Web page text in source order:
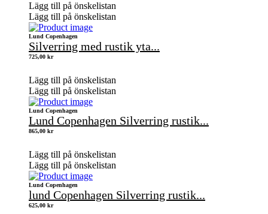
Lägg till på önskelistan
Lägg till på önskelistan
Lund Copenhagen
Silverring med rustik yta...
725,00 kr
Lägg till på önskelistan
Lägg till på önskelistan
Lund Copenhagen
Lund Copenhagen Silverring rustik...
865,00 kr
Lägg till på önskelistan
Lägg till på önskelistan
Lund Copenhagen
lund Copenhagen Silverring rustik...
625,00 kr